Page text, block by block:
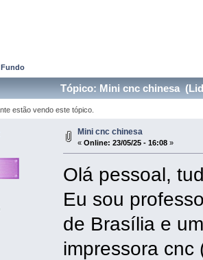
Fundo
Tópico: Mini cnc chinesa
estão vendo este tópico.
Mini cnc chinesa
«Online: 23/05/25 - 16:08 »
Olá pessoal,
Eu sou
de Brasília e
impressora cnc